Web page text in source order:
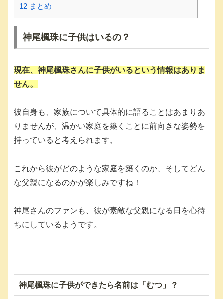
12 まとめ
神尾楓珠に子供はいるの？
現在、神尾楓珠さんに子供がいるという情報はありま
せん。
彼自身も、家族について具体的に語ることはあまりあ
りませんが、温かい家庭を築くことに前向きな姿勢を
持っていると考えられます。
これから彼がどのような家庭を築くのか、そしてどん
な父親になるのかが楽しみですね！
神尾さんのファンも、彼が素敵な父親になる日を心待
ちにしているようです。
神尾楓珠に子供ができたら名前は「むつ」？